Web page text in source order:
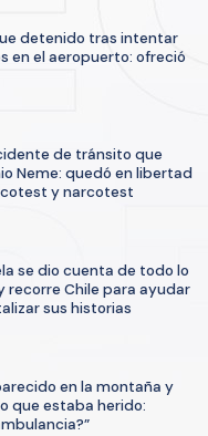
detenido tras intentar
en el aeropuerto: ofreció
de tránsito que
Neme: quedó en libertad
y narcotest
se dio cuenta de todo lo
recorre Chile para ayudar
sus historias
en la montaña y
que estaba herido: